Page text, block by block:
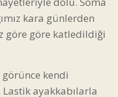
kara günlerden
göre göre katledildiği
kendi
Lastik ayakkabılarla